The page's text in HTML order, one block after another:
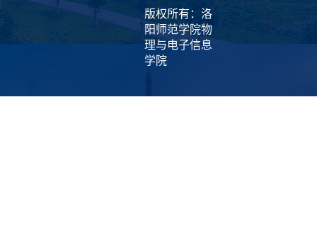
版权所有：洛
阳师范学院物
理与电子信息
学院